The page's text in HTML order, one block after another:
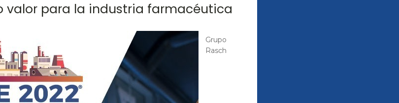
valor para la industria farmacéutica
Grupo
Rasch